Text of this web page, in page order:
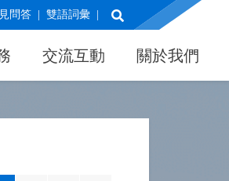
問答 雙語詞彙 展開搜尋
交流互動 關於我們